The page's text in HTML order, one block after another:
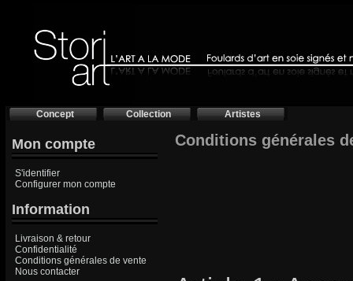
Concept Collection Artistes
Mon compte
S'identifier
Configurer mon compte
Information
Livraison & retour
Confidentialité
Conditions générales de vente
Nous contacter
Conditions générales